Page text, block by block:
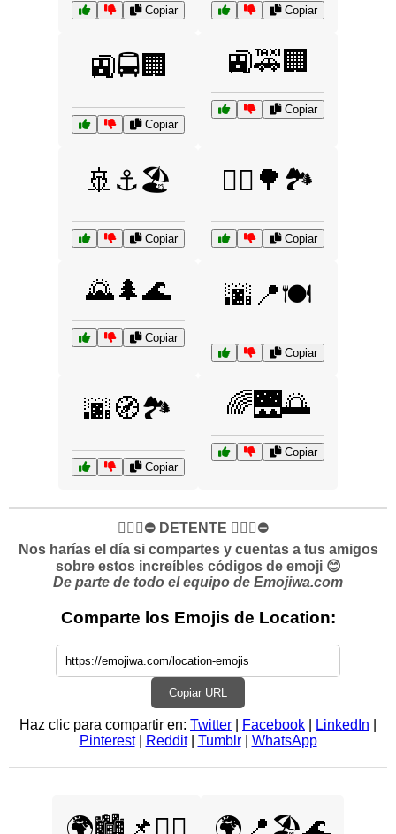
Copiar Copiar
🚉🚍🏢
Copiar
🚉🚕🏢
Copiar
🚢⚓🏖️
Copiar
🚴‍♀️🌳🏞️
Copiar
🌄🌲🌊
Copiar
🌆📍🍽️
Copiar
🌆🧭🏞️
Copiar
🌈🌉🌅
Copiar
✋🏻🛑⛔️ DETENTE ✋🏻🛑⛔️
Nos harías el día si compartes y cuentas a tus amigos
sobre estos increíbles códigos de emoji 😊
De parte de todo el equipo de Emojiwa.com
Comparte los Emojis de Location:
Copiar URL
Haz clic para compartir en: Twitter Facebook LinkedIn
Pinterest| Reddit| Tumblr| WhatsApp